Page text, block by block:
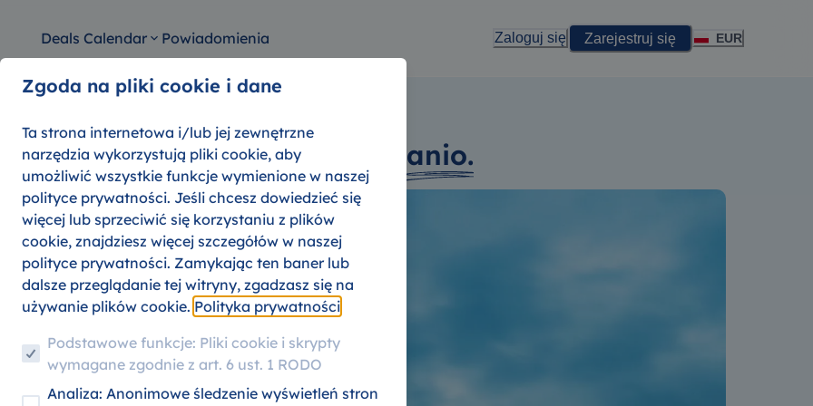
Deals Calendar Powiadomienia Zaloguj się Zarejestruj się EUR
z Rzym w dowolne miejsce tanio.
Zgoda na pliki cookie i dane
Ta strona internetowa i/lub jej zewnętrzne
narzędzia wykorzystują pliki cookie, aby
umożliwić wszystkie funkcje wymienione w naszej
polityce prywatności. Jeśli chcesz dowiedzieć się
więcej lub sprzeciwić się korzystaniu z plików
cookie, znajdziesz więcej szczegółów w naszej
polityce prywatności. Zamykając ten baner lub
dalsze przeglądanie tej witryny, zgadzasz się na
używanie plików cookie. Polityka prywatności
Podstawowe funkcje: Pliki cookie i skrypty
wymagane zgodnie z art. 6 ust. 1 RODO
Analiza: Anonimowe śledzenie wyświetleń stron